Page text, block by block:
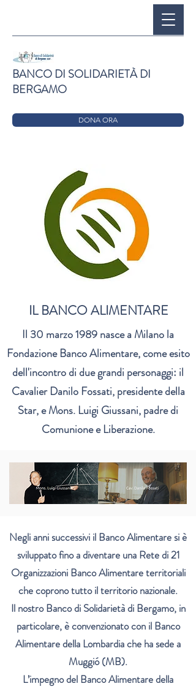
BANCO DI SOLIDARIETÀ DI
BERGAMO
DONA ORA
IL BANCO ALIMENTARE
Il 30 marzo 1989 nasce a Milano la
Fondazione Banco Alimentare, come esito
dell'incontro di due grandi personaggi: il
Cavalier Danilo Fossati, presidente della
Star, e Mons. Luigi Giussani, padre di
Comunione e Liberazione.
Negli anni successivi il Banco Alimentare si è
sviluppato fino a diventare una Rete di 21
Organizzazioni Banco Alimentare territoriali
che coprono tutto il territorio nazionale.
Il nostro Banco di Solidarietà di Bergamo, in
particolare, è convenzionato con il Banco
Alimentare della Lombardia che ha sede a
Muggió (MB).
L’impegno del Banco Alimentare della